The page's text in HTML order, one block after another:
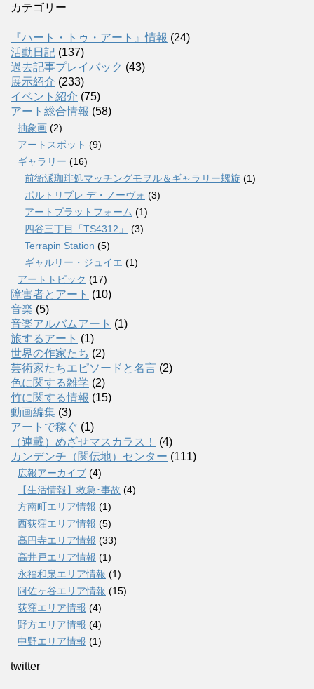
カテゴリー
『ハート・トゥ・アート』情報 (24)
活動日記 (137)
過去記事プレイバック (43)
展示紹介 (233)
イベント紹介 (75)
アート総合情報 (58)
抽象画 (2)
アートスポット (9)
ギャラリー (16)
前衛派珈琲処マッチングモヲル＆ギャラリー螺旋 (1)
ポルトリブレ デ・ノーヴォ (3)
アートプラットフォーム (1)
四谷三丁目「TS4312」
(3)
Terrapin Station (5)
ギャルリー・ジュイエ (1)
アートトピック (17)
障害者とアート (10)
音楽 (5)
音楽アルバムアート (1)
旅するアート (1)
世界の作家たち (2)
芸術家たちエピソードと名言 (2)
色に関する雑学 (2)
竹に関する情報 (15)
動画編集 (3)
アートで稼ぐ (1)
（連載）めざせマスカラス！
(4)
カンデンチ（関伝地）センター (111)
広報アーカイブ (4)
【生活情報】救急･事故 (4)
方南町エリア情報 (1)
西荻窪エリア情報 (5)
高円寺エリア情報 (33)
高井戸エリア情報 (1)
永福和泉エリア情報 (1)
阿佐ヶ谷エリア情報 (15)
荻窪エリア情報 (4)
野方エリア情報 (4)
中野エリア情報 (1)
twitter